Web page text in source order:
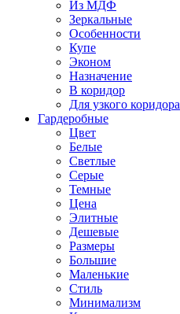
Из МДФ
Зеркальные
Особенности
Купе
Эконом
Назначение
В коридор
Для узкого коридора
Гардеробные
Цвет
Белые
Светлые
Серые
Темные
Цена
Элитные
Дешевые
Размеры
Большие
Маленькие
Стиль
Минимализм